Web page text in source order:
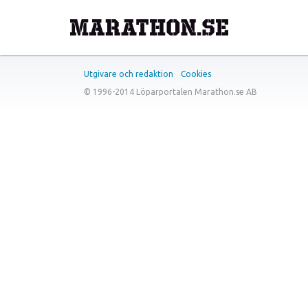
Utgivare och redaktion
Cookies
© 1996-2014 Löparportalen Marathon.se AB